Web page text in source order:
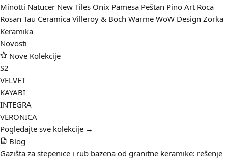
Minotti Natucer New Tiles Onix Pamesa Peštan Pino Art Roca
Rosan Tau Ceramica Villeroy & Boch Warme WoW Design Zorka
Keramika
Novosti
Nove Kolekcije
S2
VELVET
KAYABI
INTEGRA
VERONICA
Pogledajte sve kolekcije →
Blog
Gazišta za stepenice i rub bazena od granitne keramike: rešenje